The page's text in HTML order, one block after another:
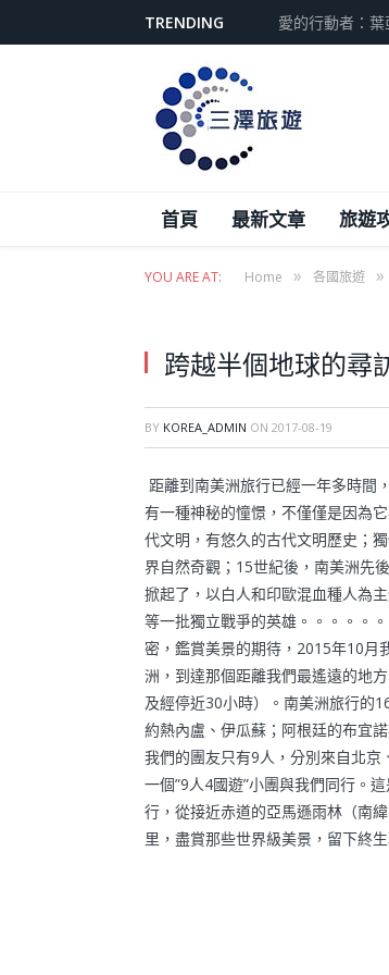
TRENDING 從引擎保養到冷
首頁 最新文章 旅遊
YOU ARE AT: Home » 各國旅遊 »
跨越半個地球的尋
BY KOREA_ADMIN ON 2017-08-19
距離到南美洲旅行已經一年多時間
有一種神秘的憧憬，不僅僅是因為
代文明，有悠久的古代文明歷史；
界自然奇觀；15世紀後，南美洲先
掀起了，以白人和印歐混血種人為
等一批獨立戰爭的英雄。。。。。
密，鑑賞美景的期待，2015年10月
洲，到達那個距離我們最遙遠的地
及經停近30小時）。南美洲旅行的
約熱內盧、伊瓜蘇；阿根廷的布宜
我們的團友只有9人，分別來自北
一個”9人4國遊”小團與我們同行。
行，從接近赤道的亞馬遜雨林（南
里，盡賞那些世界級美景，留下終